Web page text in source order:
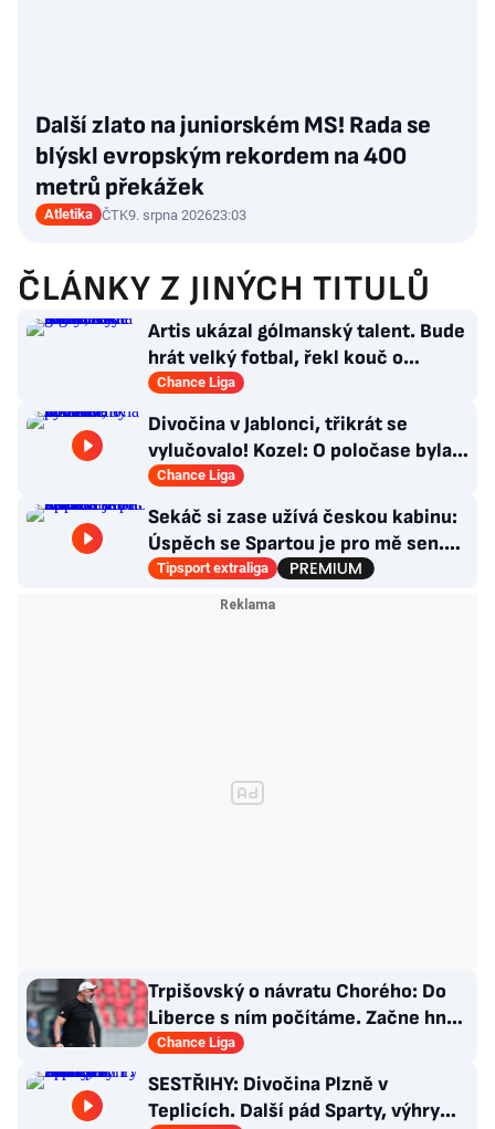
Další zlato na juniorském MS! Rada se
blýskl evropským rekordem na 400
metrů překážek
Atletika ČTK9. srpna 202623:03
ČLÁNKY Z JINÝCH TITULŮ
Artis ukázal gólmanský talent. Bude
hrát velký fotbal, řekl kouč o
Kašíkovi. Body ale má Sigma
Chance Liga
Divočina v Jablonci, třikrát se
vylučovalo! Kozel: O poločase byla v
kabině bouřka
Chance Liga
Sekáč si zase užívá českou kabinu:
Úspěch se Spartou je pro mě sen.
Divoká léta ho stála NHL
Tipsport extraliga
Trpišovský o návratu Chorého: Do
Liberce s ním počítáme. Začne hned
od začátku?
Chance Liga
SESTŘIHY: Divočina Plzně v
Teplicích. Další pád Sparty, výhry